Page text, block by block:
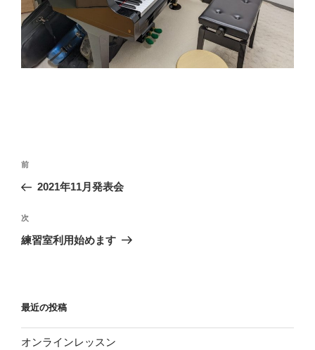
投
ビ
ゲ
ン
過
去
投
稿
前
2021年11月発表会
次
の
次
練習室利用始めます
最近の投稿
オンラインレッスン